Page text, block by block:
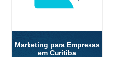
Marketing para Empresas
em Curitiba